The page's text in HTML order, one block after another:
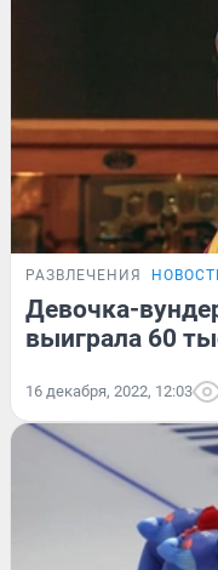
РАЗВЛЕЧЕНИЯ
Девочка-
выиграла 60
16 декабря, 2022, 12:03